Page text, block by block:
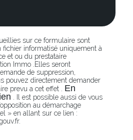
sur ce formulaire sont
fichier informatisé uniquement à
et ou du prestataire
Immo .Elles seront
de suppression,
pouvez directement demander
prevu a cet effet . En
. Il est possible aussi de vous
au démarchage
» en allant sur ce lien :